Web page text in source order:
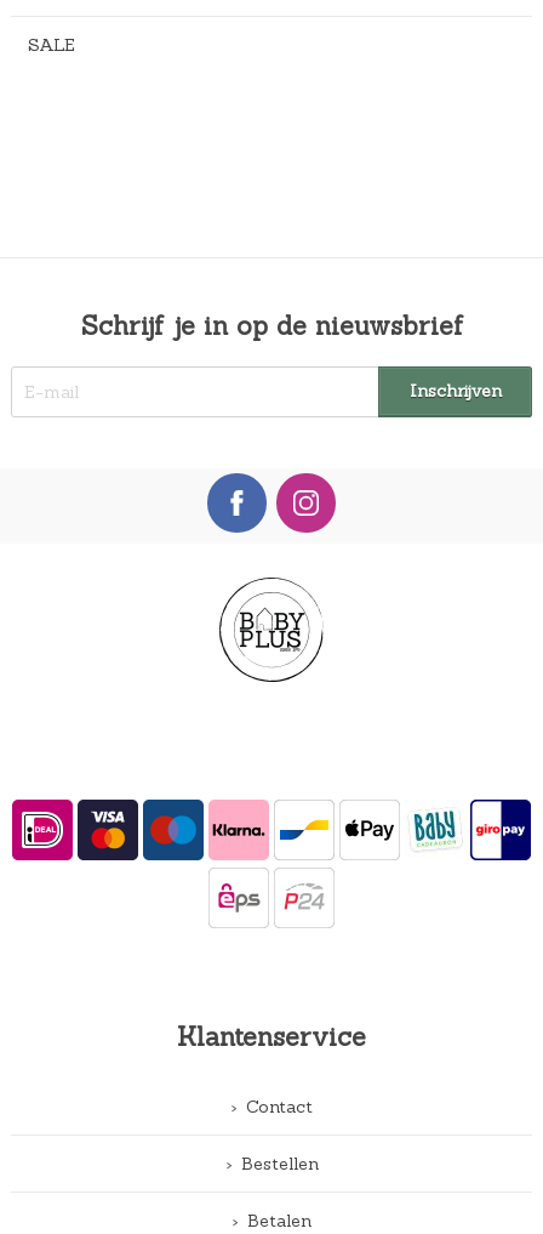
SALE
Schrijf je in op de nieuwsbrief
Klantenservice
Contact
Bestellen
Betalen